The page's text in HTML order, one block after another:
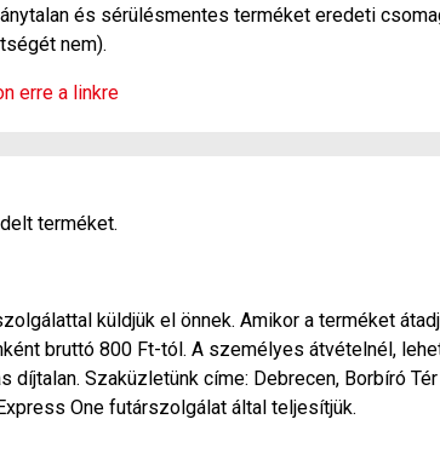
és sérülésmentes terméket eredeti
nem).
erre a linkre
terméket.
küldjük el önnek. Amikor a terméket
bruttó 800 Ft-tól. A személyes átvételnél,
Szaküzletünk címe: Debrecen, Borbíró
One futárszolgálat által teljesítjük.